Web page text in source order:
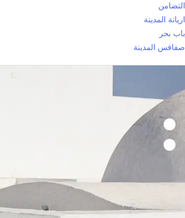
التضامن
اريانة المدينة
باب بحر
صفاقس المدينة